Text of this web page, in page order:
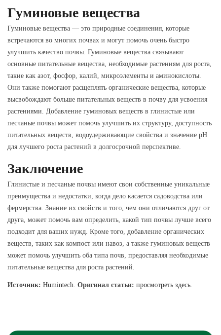
Гуминовые вещества
Гуминовые вещества — это природные соединения, которые
встречаются во многих почвах и могут помочь очень быстро
улучшить качество почвы. Гуминовые вещества связывают
основные питательные вещества, необходимые растениям для роста,
такие как азот, фосфор, калий, микроэлементы и аминокислоты.
Они также помогают расщеплять органические вещества, которые
высвобождают больше питательных веществ в почву для усвоения
растениями. Добавление гуминовых веществ в глинистые или
песчаные почвы может помочь улучшить их структуру, доступность
питательных веществ, водоудерживающие свойства и значение pH
для лучшего роста растений в долгосрочной перспективе.
Заключение
Глинистые и песчаные почвы имеют свои собственные уникальные
преимущества и недостатки, когда дело касается садоводства или
фермерства. Знание их свойств и того, чем они отличаются друг от
друга, может помочь вам определить, какой тип почвы лучше всего
подходит для ваших нужд. Кроме того, добавление органических
веществ, таких как компост или навоз, а также гуминовых веществ
может помочь улучшить оба типа почв, предоставляя необходимые
питательные вещества для роста растений.
Источник: Humintech Оригинал статьи: просмотреть здесь